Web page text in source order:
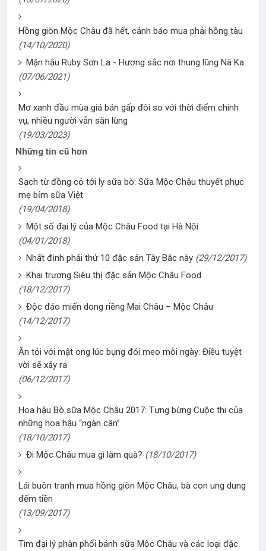
Hồng giòn Mộc Châu đã hết, cảnh báo mua phải hồng tàu
(14/10/2020)
Mận hậu Ruby Sơn La - Hương sắc nơi thung lũng Nà Ka
(07/06/2021)
Mơ xanh đầu mùa giá bán gấp đôi so với thời điểm chính
vụ, nhiều người vẫn săn lùng
(19/03/2023)
Những tin cũ hơn
Sạch từ đồng cỏ tới ly sữa bò: Sữa Mộc Châu thuyết phục
mẹ bỉm sữa Việt
(19/04/2018)
Một số đại lý của Mộc Châu Food tại Hà Nội
(04/01/2018)
Nhất định phải thử 10 đặc sản Tây Bắc này (29/12/2017)
Khai trương Siêu thị đặc sản Mộc Châu Food
(18/12/2017)
Độc đáo miến dong riềng Mai Châu – Mộc Châu
(14/12/2017)
Ăn tỏi với mật ong lúc bụng đói meo mỗi ngày: Điều tuyệt
vời sẽ xảy ra
(06/12/2017)
Hoa hậu Bò sữa Mộc Châu 2017: Tưng bừng Cuộc thi của
những hoa hậu “ngàn cân”
(18/10/2017)
Đi Mộc Châu mua gì làm quà? (18/10/2017)
Lái buôn tranh mua hồng giòn Mộc Châu, bà con ung dung
đếm tiền
(13/09/2017)
Tìm đại lý phân phối bánh sữa Mộc Châu và các loại đặc